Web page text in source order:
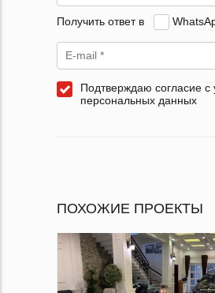
Получить ответ в
Подтверждаю согласие с
персональных данных
ПОХОЖИЕ ПРОЕКТЫ